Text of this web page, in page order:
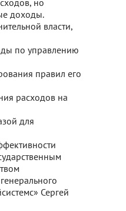
но
доходы.
власти,
по управлению
правил его
расходов на
для
Сергей